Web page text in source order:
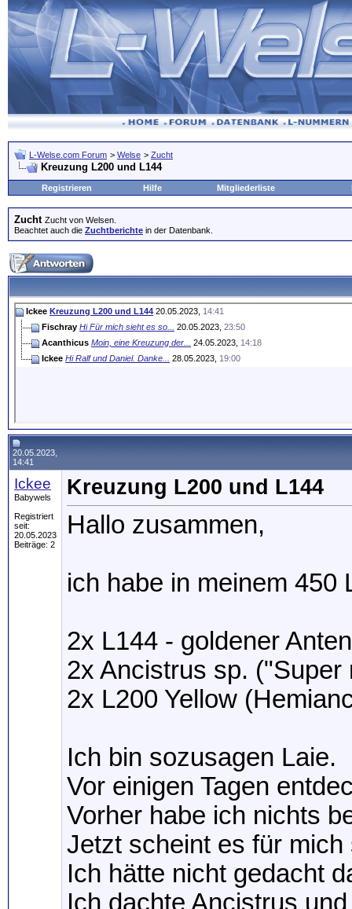
L-Welse.com Forum > Welse > Zucht
Kreuzung L200 und L144
Registrieren Hilfe Mitgliederliste
Zucht Zucht von Welsen.
Beachtet auch die Zuchtberichte in der Datenbank.
Ickee Kreuzung L200 und L144 20.05.2023, 14:41
Fischray Hi Für mich sieht es so... 20.05.2023, 23:50
Acanthicus Moin, eine Kreuzung der... 24.05.2023, 14:18
Ickee Hi Ralf und Daniel. Danke... 28.05.2023, 19:00
20.05.2023,
14:41
Ickee
Babywels
Registriert
seit:
20.05.2023
Beiträge: 2
Kreuzung L200 und L144
Hallo zusammen,
ich habe in meinem 450
2x L144 - goldener
2x Ancistrus sp. ("Super
2x L200 Yellow
Ich bin sozusagen Laie.
Vor einigen Tagen
Vorher habe ich nichts
Jetzt scheint es für
Ich hätte nicht gedacht
Ich dachte Ancistrus